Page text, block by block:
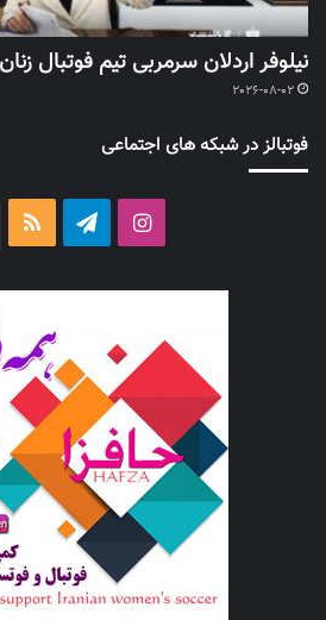
نیلوفر اردلان سرمربی تیم فوتبال
2026-08-02
فوتبالز در شبکه های اجتماعی
اینستاگرامتلگرام